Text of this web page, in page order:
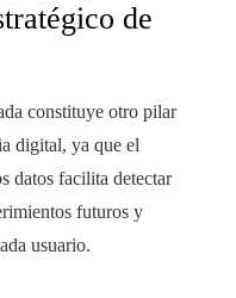
de
constituye otro pilar
digital, ya que el
datos facilita detectar
futuros y
usuario.